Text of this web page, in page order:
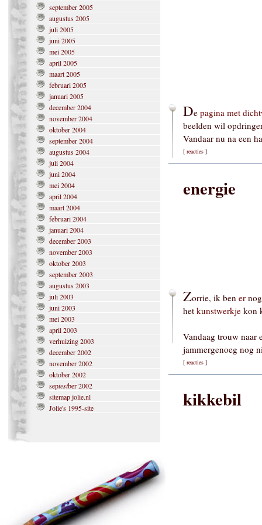
september 2005
augustus 2005
juli 2005
juni 2005
mei 2005
april 2005
maart 2005
februari 2005
januari 2005
december 2004
november 2004
oktober 2004
september 2004
augustus 2004
juli 2004
juni 2004
mei 2004
april 2004
maart 2004
februari 2004
januari 2004
december 2003
november 2003
oktober 2003
september 2003
augustus 2003
juli 2003
juni 2003
mei 2003
april 2003
verhuizing 2003
december 2002
november 2002
oktober 2002
septestber 2002
sitemap jolie.nl
Jolie's 1995-site
De pagina met
beelden wil
Vandaar nu na een
[ reacties ]
energie
Zorrie, ik ben er
het kunstwerkje kon
Vandaag trouw naar
jammergenoeg nog
[ reacties ]
kikkebil